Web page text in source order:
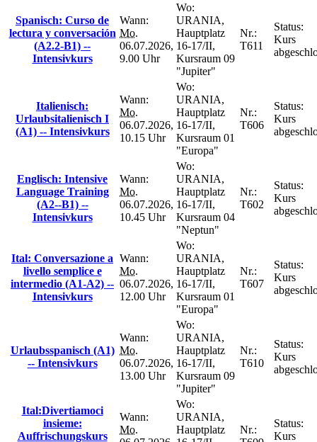
Spanisch: Curso de
lectura y conversación
(A2.2-B1) --
Intensivkurs
Wann:
Mo.
06.07.2026,
9.00 Uhr
Wo:
URANIA,
Hauptplatz
16-17/II,
Kursraum 09
"Jupiter"
Nr.:
T611
Status:
Kurs
Italienisch:
Urlaubsitalienisch I
(A1) -- Intensivkurs
Wann:
Mo.
06.07.2026,
10.15 Uhr
Wo:
URANIA,
Hauptplatz
16-17/II,
Kursraum 01
"Europa"
Nr.:
T606
Status:
Kurs
Englisch: Intensive
Language Training
(A2--B1) --
Intensivkurs
Wann:
Mo.
06.07.2026,
10.45 Uhr
Wo:
URANIA,
Hauptplatz
16-17/II,
Kursraum 04
"Neptun"
Nr.:
T602
Status:
Kurs
Ital: Conversazione a
livello semplice e
intermedio (A1-A2) --
Intensivkurs
Wann:
Mo.
06.07.2026,
12.00 Uhr
Wo:
URANIA,
Hauptplatz
16-17/II,
Kursraum 01
"Europa"
Nr.:
T607
Status:
Kurs
Urlaubsspanisch (A1)
-- Intensivkurs
Wann:
Mo.
06.07.2026,
13.00 Uhr
Wo:
URANIA,
Hauptplatz
16-17/II,
Kursraum 09
"Jupiter"
Nr.:
T610
Status:
Kurs
Ital:Divertiamoci
insieme:
Auffrischungskurs
Wann:
Mo.
Wo:
URANIA,
Hauptplatz
Nr.:
Status:
Kurs